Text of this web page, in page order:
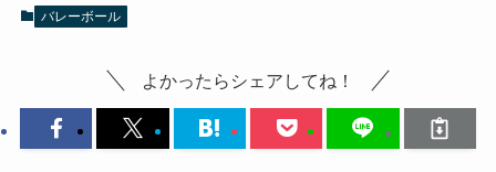
バレーボール
よかったらシェアしてね！